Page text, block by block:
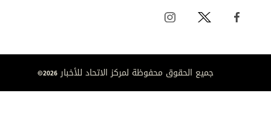
جميع الحقوق محفوظة لمركز الاتحاد للأخبار 2026©